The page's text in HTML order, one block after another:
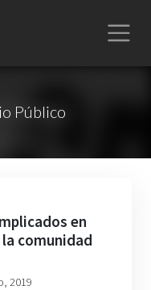
Público
en
comunidad
2019